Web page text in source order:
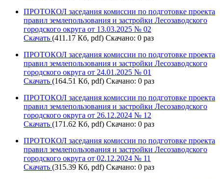
ПРОТОКОЛ заседания комиссии по подготовке проекта
правил землепользования и застройки Лесозаводского
городского округа от 13.03.2025 № 02
Скачать (411.17 Кб, pdf) Скачано: 0 раз
ПРОТОКОЛ заседания комиссии по подготовке проекта
правил землепользования и застройки Лесозаводского
городского округа от 24.01.2025 № 01
Скачать (164.51 Кб, pdf) Скачано: 0 раз
ПРОТОКОЛ заседания комиссии по подготовке проекта
правил землепользования и застройки Лесозаводского
городского округа от 26.12.2024 № 12
Скачать (171.62 Кб, pdf) Скачано: 0 раз
ПРОТОКОЛ заседания комиссии по подготовке проекта
правил землепользования и застройки Лесозаводского
городского округа от 02.12.2024 № 11
Скачать (315.39 Кб, pdf) Скачано: 0 раз